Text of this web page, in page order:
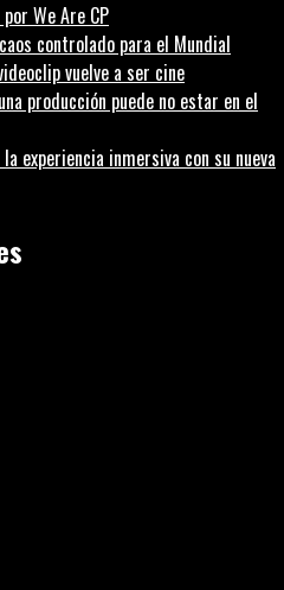
We Are CP
controlado para el Mundial
vuelve a ser cine
producción puede no estar en el
experiencia inmersiva con su nueva